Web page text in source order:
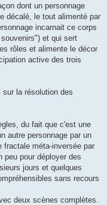
dont un personnage
décalé, le tout alimenté par
incarnait ce corps
et qui sert
rôles et alimente le décor
active des trois
la résolution des
du fait que c'est une
autre personnage par un
fractale méta-inversée par
peu pour déployer des
jours et quelques
sans recours
deux scènes complètes.